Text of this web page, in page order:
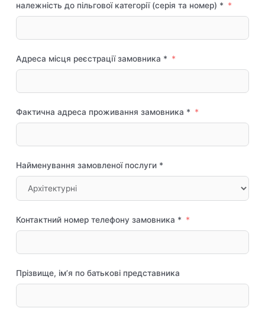
належність до пільгової категорії (серія та номер) *
Адреса місця реєстрації замовника *
Фактична адреса проживання замовника *
Найменування замовленої послуги *
Контактний номер телефону замовника *
Прізвище, ім’я по батькові представника